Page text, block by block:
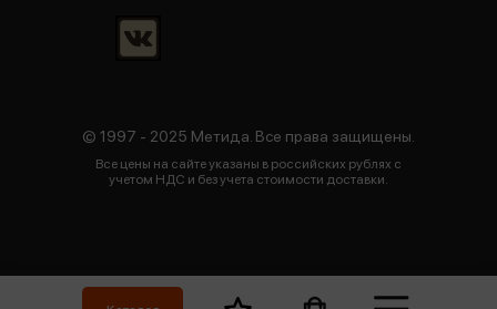
© 1997 - 2025 Метида. Все права защищены.
Все цены на сайте указаны в российских рублях с
учетом НДС и без учета стоимости доставки.